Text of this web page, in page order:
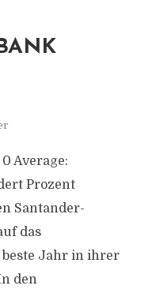
Average:
Prozent
Santander-
das
beste Jahr in ihrer
den